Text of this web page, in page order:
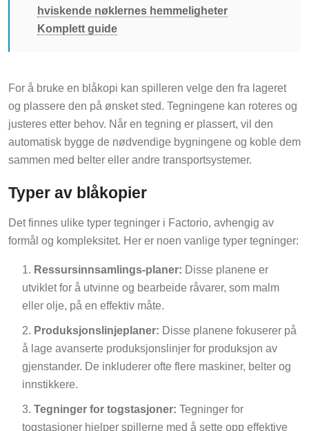
hviskende nøklernes hemmeligheter
Komplett guide
For å bruke en blåkopi kan spilleren velge den fra lageret
og plassere den på ønsket sted. Tegningene kan roteres og
justeres etter behov. Når en tegning er plassert, vil den
automatisk bygge de nødvendige bygningene og koble dem
sammen med belter eller andre transportsystemer.
Typer av blåkopier
Det finnes ulike typer tegninger i Factorio, avhengig av
formål og kompleksitet. Her er noen vanlige typer tegninger:
Ressursinnsamlings-planer: Disse planene er
utviklet for å utvinne og bearbeide råvarer, som malm
eller olje, på en effektiv måte.
Produksjonslinjeplaner: Disse planene fokuserer på
å lage avanserte produksjonslinjer for produksjon av
gjenstander. De inkluderer ofte flere maskiner, belter og
innstikkere.
Tegninger for togstasjoner: Tegninger for
togstasjoner hjelper spillerne med å sette opp effektive